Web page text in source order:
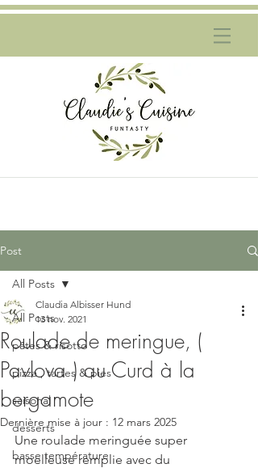
Post
All Posts
pâtes & risotto
pizza , tartes & pies
saisonal
desserts
basse température
All Posts
Roulade de meringue, (
Pavlova ) au Curd à la
bergamote
Claudia Albisser Hund
13 nov. 2021
Dernière mise à jour : 12 mars 2025
Une roulade meringuée super
moelleuse remplie avec du